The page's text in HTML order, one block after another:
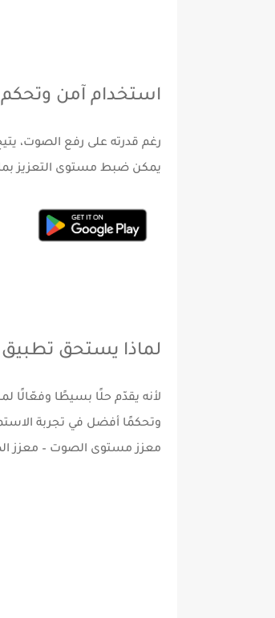
استخدام آمن
رغم قدرته على رفع الصوت،
يمكن ضبط مستوى التعزيز بما
لماذا يستحق
لأنه يقدّم حلًا بسيطًا وفعّالًا
وتحكمًا أفضل في تجربة
معزز مستوى الصوت – معزز